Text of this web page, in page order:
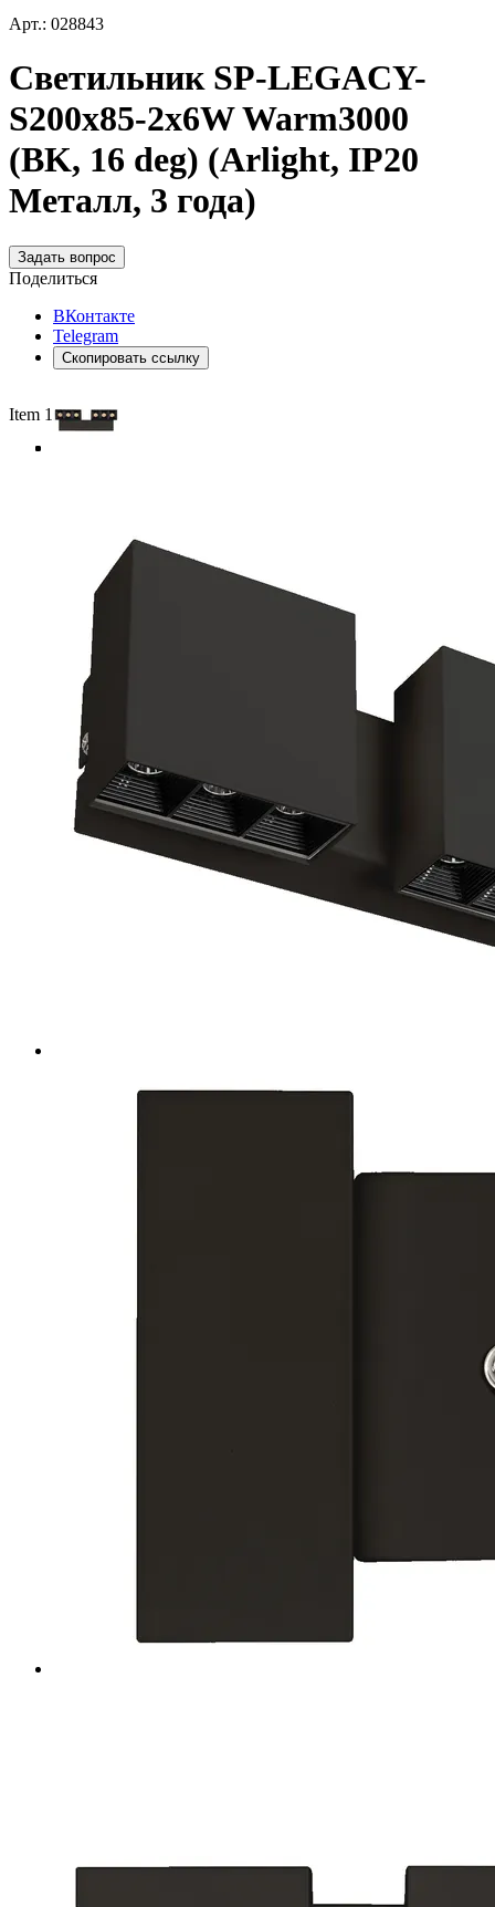
Арт.: 028843
Светильник SP-LEGACY-
S200x85-2x6W Warm3000
(BK, 16 deg) (Arlight, IP20
Металл, 3 года)
Задать вопрос
Поделиться
ВКонтакте
Telegram
Скопировать ссылку
Item 1 of 4